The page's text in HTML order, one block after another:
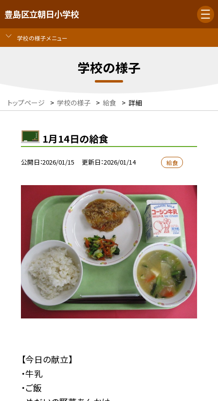
豊島区立朝日小学校
学校の様子メニュー
学校の様子
トップページ > 学校の様子 > 給食 > 詳細
1月14日の給食
公開日 2026/01/15 更新日 2026/01/14 給食
【今日の献立】
・牛乳
・ご飯